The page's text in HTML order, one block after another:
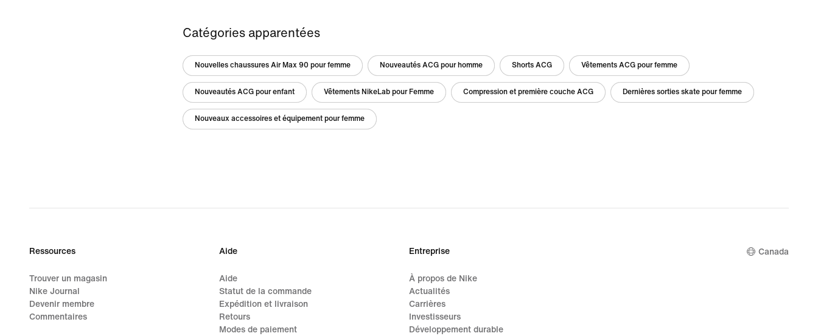
Catégories apparentées
Nouvelles chaussures Air Max 90 pour femme Nouveautés ACG pour homme Shorts ACG Vêtements ACG pour femme
Nouveautés ACG pour enfant Vêtements NikeLab pour Femme Compression et première couche ACG Dernières sorties skate pour femme
Nouveaux accessoires et équipement pour femme
Ressources
Trouver un magasin
Nike Journal
Devenir membre
Commentaires
Aide
Aide
Statut de la commande
Expédition et livraison
Retours
Modes de paiement
Entreprise
À propos de Nike
Actualités
Carrières
Investisseurs
Développement durable
Canada